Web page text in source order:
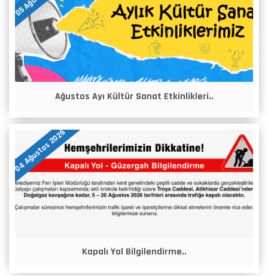
Ağustos Ayı Kültür Sanat Etkinlikleri..
04 Ağustos 2026
Kapalı Yol Bilgilendirme..